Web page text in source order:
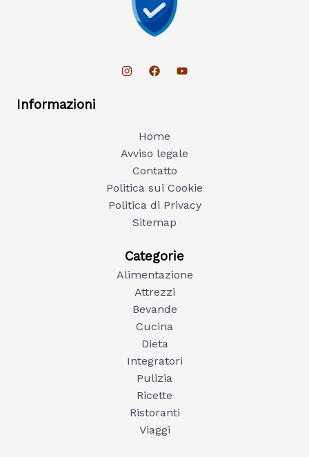
Informazioni
Home
Avviso legale
Contatto
Politica sui Cookie
Politica di Privacy
Sitemap
Categorie
Alimentazione
Attrezzi
Bevande
Cucina
Dieta
Integratori
Pulizia
Ricette
Ristoranti
Viaggi